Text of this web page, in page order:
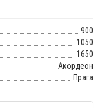
900
1050
1650
Акордеон
Прага